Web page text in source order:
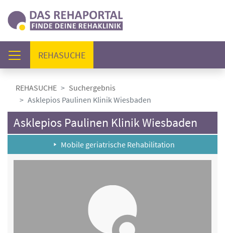
REHASUCHE(AKTUELL)
REHASUCHE
Suchergebnis
Asklepios Paulinen Klinik Wiesbaden
Asklepios Paulinen Klinik Wiesbaden
Mobile geriatrische Rehabilitation